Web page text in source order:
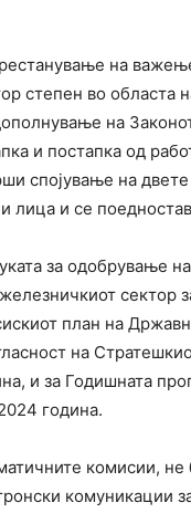
на
степен во областа
на
и постапка од
спојување на
лица и се
за одобрување
сектор
план на
на
и за Годишната
година.
комисии, не
комуникации